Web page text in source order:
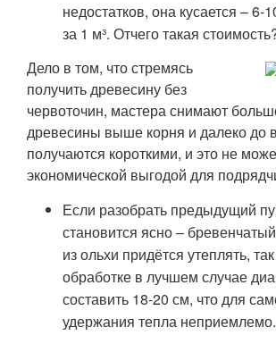
недостатков, она кусается – 6-
за 1 м³. Отчего такая
Дело в том, что стремясь
получить древесину без
червоточин, мастера снимают
древесины выше корня и далеко до
получаются короткими, и это не
экономической выгодой для
Если разобрать предыдущий
становится ясно –
из ольхи придётся утеплять,
обработке в лучшем случае
составить 18-20 см, что для
удержания тепла неприемлемо.